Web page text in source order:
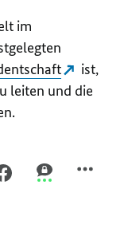
im
ist,
leiten und die